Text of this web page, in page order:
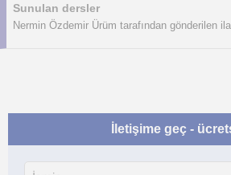
Sunulan dersler
Nermin Özdemir Ürüm tarafından gönderilen
İletişime geç -